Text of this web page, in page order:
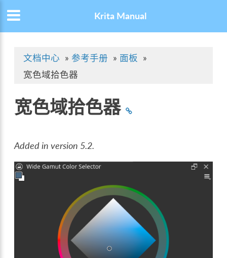
Krita Manual
文档中心 » 参考手册 » 面板
»
宽色域拾色器
宽色域拾色器
Added in version 5.2.